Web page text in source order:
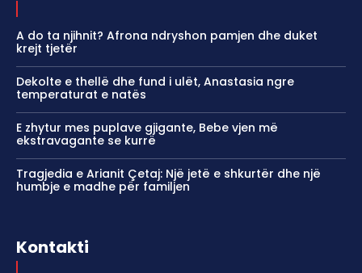
A do ta njihnit? Afrona ndryshon pamjen dhe duket
krejt tjetër
Dekolte e thellë dhe fund i ulët, Anastasia ngre
temperaturat e natës
E zhytur mes puplave gjigante, Bebe vjen më
ekstravagante se kurrë
Tragjedia e Arianit Çetaj: Një jetë e shkurtër dhe një
humbje e madhe për familjen
Kontakti